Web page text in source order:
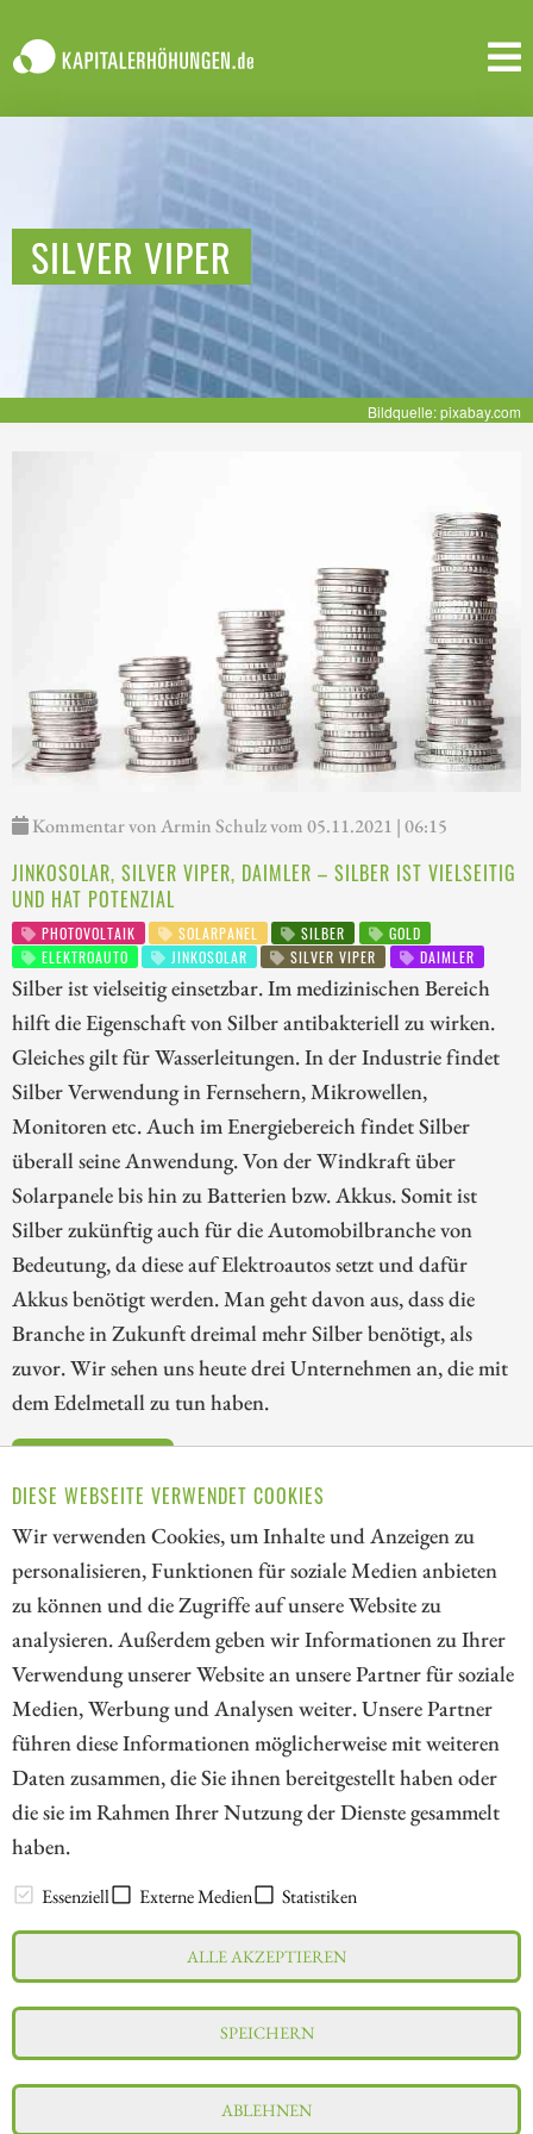
DIESE WEBSEITE VERWENDET COOKIES
Wir verwenden Cookies, um Inhalte und Anzeigen zu
personalisieren, Funktionen für soziale Medien anbieten
zu können und die Zugriffe auf unsere Website zu
analysieren. Außerdem geben wir Informationen zu Ihrer
Verwendung unserer Website an unsere Partner für soziale
Medien, Werbung und Analysen weiter. Unsere Partner
führen diese Informationen möglicherweise mit weiteren
Daten zusammen, die Sie ihnen bereitgestellt haben oder
die sie im Rahmen Ihrer Nutzung der Dienste gesammelt
haben.
Essenziell Externe Medien Statistiken
ALLE AKZEPTIEREN
SPEICHERN
ABLEHNEN
SILVER VIPER
Bildquelle: pixabay.com
Kommentar von Armin Schulz vom 05.11.2021 | 06:15
JINKOSOLAR, SILVER VIPER, DAIMLER – SILBER IST VIELSEITIG
UND HAT POTENZIAL
PHOTOVOLTAIK SOLARPANEL SILBER
GOLD
ELEKTROAUTO
JINKOSOLAR SILVER VIPER DAIMLER
Silber ist vielseitig einsetzbar. Im medizinischen Bereich
hilft die Eigenschaft von Silber antibakteriell zu wirken.
Gleiches gilt für Wasserleitungen. In der Industrie findet
Silber Verwendung in Fernsehern, Mikrowellen,
Monitoren etc. Auch im Energiebereich findet Silber
überall seine Anwendung. Von der Windkraft über
Solarpanele bis hin zu Batterien bzw. Akkus. Somit ist
Silber zukünftig auch für die Automobilbranche von
Bedeutung, da diese auf Elektroautos setzt und dafür
Akkus benötigt werden. Man geht davon aus, dass die
Branche in Zukunft dreimal mehr Silber benötigt, als
zuvor. Wir sehen uns heute drei Unternehmen an, die mit
dem Edelmetall zu tun haben.
1
// kapitalerhoehungen.de - © 2026 - Die Informationsplattform für
Investoren und Unternehmen rund um Kapitalerhöhung, Kapitalmarkt
und Unternehmensfinanzierung
LEXIKON
Impressum
Datenschutz
Interessenskonflikt & Risikohinweis
Nutzungsbedingungen
Cookie-Einstellungen